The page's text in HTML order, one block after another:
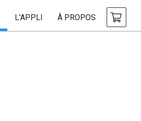
L'APPLI À PROPOS